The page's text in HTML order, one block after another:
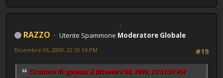
RAZZO Utente Spammone Moderatore Globale
#19
Dicembre 06, 2009, 22:53:54 PM
Citazione di: gpsmax il Dicembre 06, 2009, 22:51:34 PM